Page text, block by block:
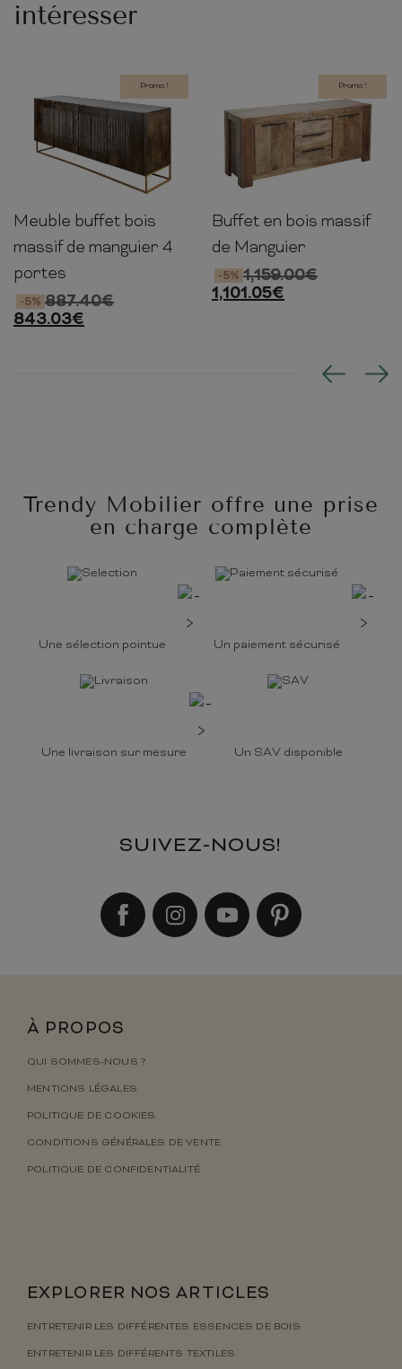
intéresser
Promo !
76cm 177cm 45cm
Meuble buffet bois
massif de manguier 4
portes
887.40€
-5%
843.03€
Promo !
76cm 174cm 50cm
Buffet en bois massif
de Manguier
1,159.00€
-5%
1,101.05€
Trendy Mobilier offre une prise
en charge complète
Une sélection pointue Un paiement sécurisé
Une livraison sur mesure Un SAV disponible
SUIVEZ-NOUS!
À PROPOS
QUI SOMMES-NOUS ?
MENTIONS LÉGALES
POLITIQUE DE COOKIES
CONDITIONS GÉNÉRALES DE VENTE
POLITIQUE DE CONFIDENTIALITÉ
EXPLORER NOS ARTICLES
ENTRETENIR LES DIFFÉRENTES ESSENCES DE BOIS
ENTRETENIR LES DIFFÉRENTS TEXTILES